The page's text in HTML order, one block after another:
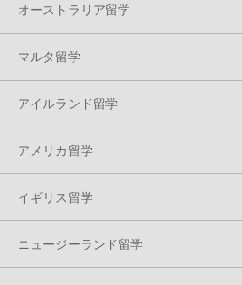
オーストラリア留学
マルタ留学
アイルランド留学
アメリカ留学
イギリス留学
ニュージーランド留学